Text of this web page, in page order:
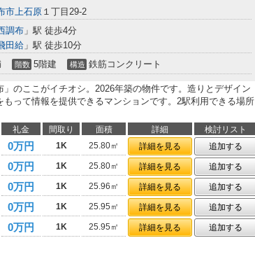
市上石原 １丁目29-2
調布 」駅 徒歩4分
田給 」駅 徒歩10分
階数 5階建 構造 鉄筋コンクリート
」のここがイチオシ。2026年築の物件です。造りとデザイン
もって情報を提供できるマンションです。2駅利用できる場所
礼金 間取り 面積 詳細
検討リスト
0万円 1K 25.80㎡ 詳細を見る
追加する
0万円 1K 25.80㎡ 詳細を見る
追加する
0万円 1K 25.96㎡ 詳細を見る
追加する
0万円 1K 25.95㎡ 詳細を見る
追加する
0万円 1K 25.95㎡ 詳細を見る 追加する